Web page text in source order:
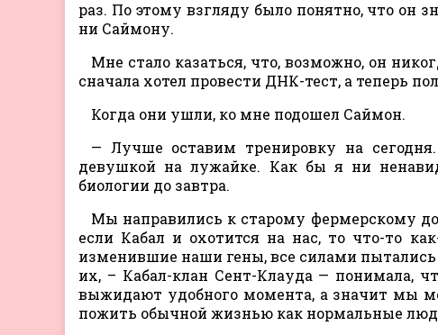
раз. По этому взгляду было понятно, что он
ни Саймону.
Мне стало казаться, что, возможно, он
сначала хотел провести ДНК-тест, а теперь
Когда они ушли, ко мне подошел Саймон.
— Лучше оставим тренировку на
девушкой на лужайке. Как бы я ни
биологии до завтра.
Мы направились к старому фермерскому
если Кабал и охотится на нас, то что-то
изменившие наши гены, все силами
их, – Кабал-клан Сент-Клауда — понимала,
выжидают удобного момента, а значит мы
пожить обычной жизнью как нормальные